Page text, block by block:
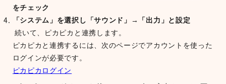
をチェック
「システム」を選択し「サウンド」→「出力」と設定
続いて、ピカピカと連携します。
ピカピカと連携するには、次のページでアカウントを使った
ログインが必要です。
ピカピカログイン